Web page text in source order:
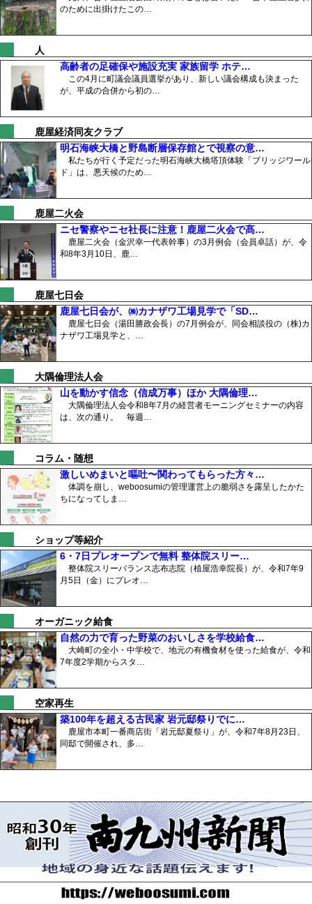
のために出掛けたこの…
人
高齢者の足確保や施設充実 家族留学 ホテ…
この4月に町議会議員選挙があり、新しい議会構成も決まった
が、平成の合併から初の…
鹿屋経済同友クラブ
明石海峡大橋と野島断層保存館とで視察の意…
私たちが行く予定だった明石海峡大橋塔頂体験「ブリッジワール
ド」は、悪天候のため…
鹿屋二火会
ニセ警察やニセ社長に注意！鹿屋二火会で髙…
鹿屋二火会（金沢幸一代表幹事）の3月例会（会員卓話）が、令
和8年3月10日、鹿…
鹿屋七日会
鹿屋七日会が、㈱カナザワ工場見学で「SD…
鹿屋七日会（湯田勝政会長）の7月例会が、同会相談役の（株)カ
ナザワ工場見学と、…
大隅倫理法人会
山を動かす信念（信成万事）ほか 大隅倫理…
大隅倫理法人会令和8年7月の経営者モーニングセミナーの内容
は、次の通り。 毎週…
コラム・随想
激しいめまいと嘔吐〜関わってもらった方々…
体調を崩し、weboosumiの管理運営上の脆弱さを露呈したかた
ちになってしま…
ショップ等紹介
6・7日プレオープンで無料 整体院スリー…
整体院スリーバランス志布志院（植屋浩幸院長）が、令和7年9
月5日（金）にプレオ…
オーガニック給食
自然の力で育った野菜のおいしさを学校給食…
大崎町の全小・中学校で、地元の有機食材を使った給食が、令和
7年度2学期からスタ…
空家再生
築100年を超える古民家 岩元邸祭りでに…
鹿屋市本町一番商店街「岩元邸夏祭り」が、令和7年8月23日、
同邸で開催され、多…